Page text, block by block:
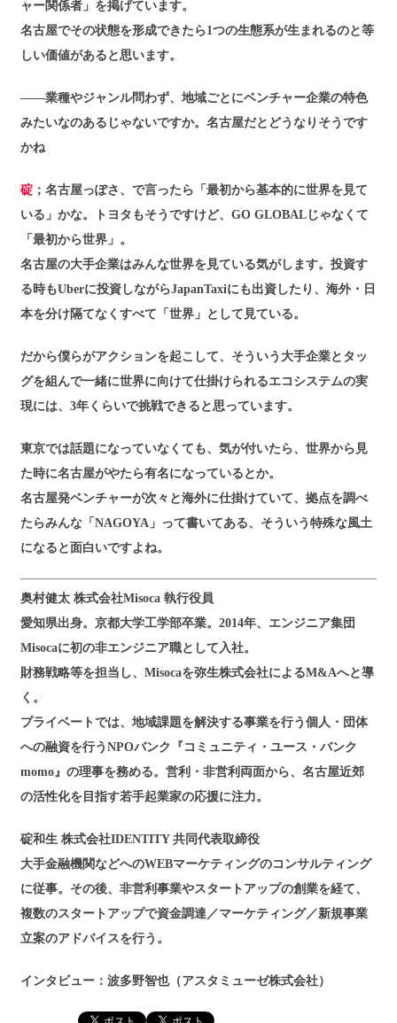
ャー関係者」を掲げています。
名古屋でその状態を形成できたら1つの生態系が生まれるのと等
しい価値があると思います。
――業種やジャンル問わず、地域ごとにベンチャー企業の特色
みたいなのあるじゃないですか。名古屋だとどうなりそうです
かね
碇 ；名古屋っぽさ、で言ったら「最初から基本的に世界を見て
いる」かな。トヨタもそうですけど、GO GLOBALじゃなくて
「最初から世界」。
名古屋の大手企業はみんな世界を見ている気がします。投資す
る時もUberに投資しながらJapanTaxiにも出資したり、海外・日
本を分け隔てなくすべて「世界」として見ている。
だから僕らがアクションを起こして、そういう大手企業とタッ
グを組んで一緒に世界に向けて仕掛けられるエコシステムの実
現には、3年くらいで挑戦できると思っています。
東京では話題になっていなくても、気が付いたら、世界から見
た時に名古屋がやたら有名になっているとか。
名古屋発ベンチャーが次々と海外に仕掛けていて、拠点を調べ
たらみんな「NAGOYA」って書いてある、そういう特殊な風土
になると面白いですよね。
奥村健太 株式会社Misoca 執行役員
愛知県出身。京都大学工学部卒業。2014年、エンジニア集団
Misocaに初の非エンジニア職として入社。
財務戦略等を担当し、Misocaを弥生株式会社によるM&Aへと導
く。
プライベートでは、地域課題を解決する事業を行う個人・団体
への融資を行うNPOバンク『コミュニティ・ユース・バンク
momo』の理事を務める。営利・非営利両面から、名古屋近郊
の活性化を目指す若手起業家の応援に注力。
碇和生 株式会社IDENTITY 共同代表取締役
大手金融機関などへのWEBマーケティングのコンサルティング
に従事。その後、非営利事業やスタートアップの創業を経て、
複数のスタートアップで資金調達／マーケティング／新規事業
立案のアドバイスを行う。
インタビュー：波多野智也（アスタミューゼ株式会社）